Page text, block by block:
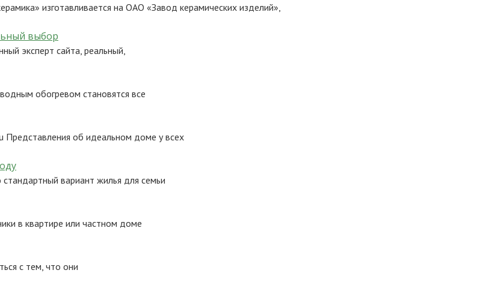
изготавливается на ОАО «Завод керамических изделий»,
выбор
эксперт сайта, реальный,
обогревом становятся все
об идеальном доме у всех
вариант жилья для семьи
в квартире или частном доме
с тем, что они